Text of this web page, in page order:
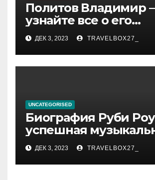
Политов Владимир
узнайте все о его
биографии, возрасте
впечатляющих
достижениях!
ДЕК 3, 2023 TRAVELBOX27_
UNCATEGORISED
Биография Руби
успешная
карьера, личная
знаковые
ДЕК 3, 2023 TRAVELBOX27_